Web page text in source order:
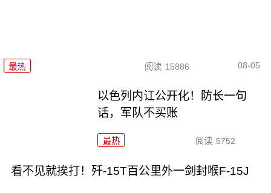
最热 阅读 15886 08-05
以色列内讧公开化！防长一句
话，军队不买账
最热 阅读 5752
看不见就挨打！歼-15T百公里外一剑封喉F-15J